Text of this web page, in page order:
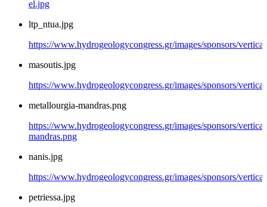
el.jpg
ltp_ntua.jpg
https://www.hydrogeologycongress.gr/images/sponsors/
masoutis.jpg
https://www.hydrogeologycongress.gr/images/sponsors/
metallourgia-mandras.png
https://www.hydrogeologycongress.gr/images/sponsors/
mandras.png
nanis.jpg
https://www.hydrogeologycongress.gr/images/sponsors/
petriessa.jpg